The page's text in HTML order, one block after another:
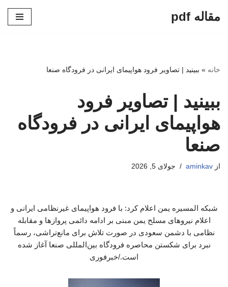
مقاله pdf
خانه » ببینید | تصاویر فرود هواپیمای ایرانی در فرودگاه صنعا
ببینید | تصاویر فرود
هواپیمای ایرانی در فرودگاه
صنعا
از aminkav جولای 5, 2026
شبکه المسیره یمن اعلام کرد: با فرود هواپیمای غیرنظامی ایرانی و
اعلام نیروهای مسلح یمن مبنی بر ادامه دائمی پروازها و مقابله
نظامی با دشمن سعودی در صورت تلاش برای مانع‌تراشی، رسماً
نبرد برای شکستن محاصره فرودگاه بین‌المللی صنعا آغاز شده
است./خبرفوری